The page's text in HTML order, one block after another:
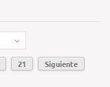
21
Siguiente